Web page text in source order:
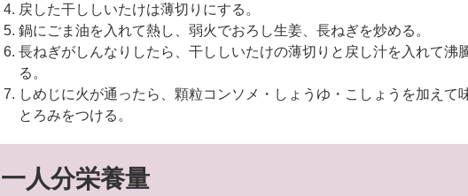
戻した干ししいたけは薄切りにする。
鍋にごま油を入れて熱し、弱火でおろし生姜、長ねぎを炒める。
長ねぎがしんなりしたら、干ししいたけの薄切りと戻し汁を入れて沸
る。
しめじに火が通ったら、顆粒コンソメ・しょうゆ・こしょうを加えて
とろみをつける。
一人分栄養量